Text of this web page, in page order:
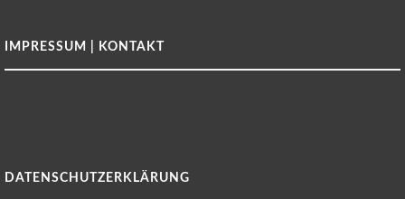
IMPRESSUM | KONTAKT
DATENSCHUTZERKLÄRUNG